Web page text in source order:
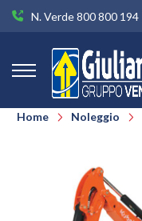
N. Verde 800 800 194
Home Noleggio